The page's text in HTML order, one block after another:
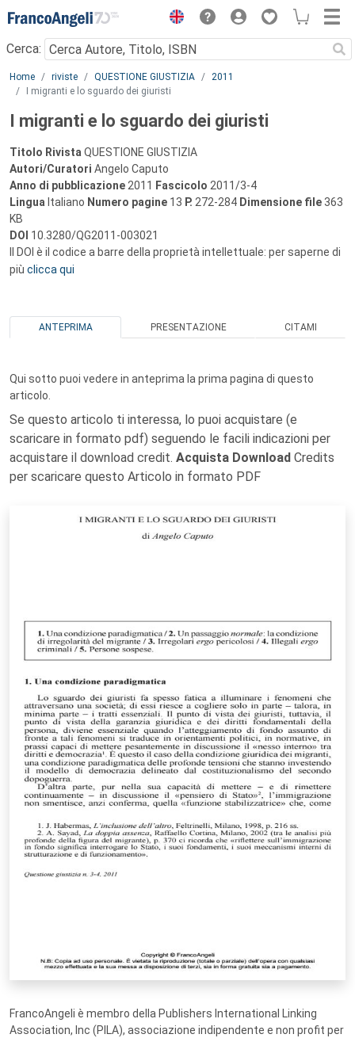
Menu
Cerca:
Main content
Home riviste QUESTIONE GIUSTIZIA
2011
I migranti e lo sguardo dei giuristi
I migranti e lo sguardo dei giuristi
Titolo Rivista QUESTIONE GIUSTIZIA
Autori/Curatori Angelo Caputo
Anno di pubblicazione 2011 Fascicolo 2011/3-4
Lingua Italiano Numero pagine 13 P. 272-284 Dimensione file 363
KB
DOI 10.3280/QG2011-003021
Il DOI è il codice a barre della proprietà intellettuale: per saperne di
più clicca qui
ANTEPRIMA PRESENTAZIONE CITAMI
Qui sotto puoi vedere in anteprima la prima pagina di questo
articolo.
Se questo articolo ti interessa, lo puoi acquistare (e
scaricare in formato pdf) seguendo le facili indicazioni per
acquistare il download credit. Acquista Download Credits
per scaricare questo Articolo in formato PDF
FrancoAngeli è membro della Publishers International Linking
Association, Inc (PILA), associazione indipendente e non profit per